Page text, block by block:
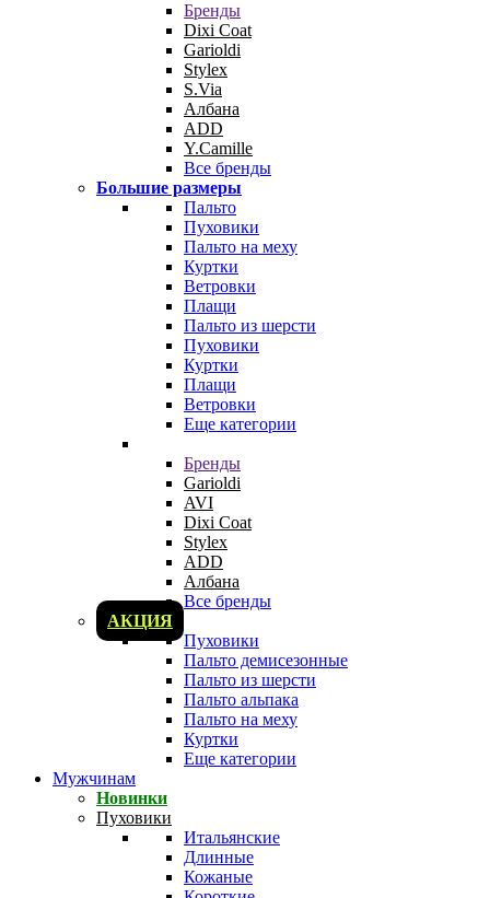
Бренды
Dixi Coat
Garioldi
Stylex
S.Via
Албана
ADD
Y.Camille
Все бренды
Большие размеры
Пальто
Пуховики
Пальто на меху
Куртки
Ветровки
Плащи
Пальто из шерсти
Пуховики
Куртки
Плащи
Ветровки
Еще категории
Бренды
Garioldi
AVI
Dixi Coat
Stylex
ADD
Албана
Все бренды
АКЦИЯ
Пуховики
Пальто демисезонные
Пальто из шерсти
Пальто альпака
Пальто на меху
Куртки
Еще категории
Мужчинам
Новинки
Пуховики
Итальянские
Длинные
Кожаные